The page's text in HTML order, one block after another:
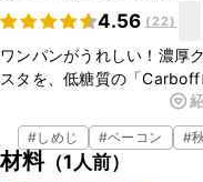
4.56 (22)
ワンパンがうれしい！濃厚
スタを、低糖質の「
を抑えることができます。
「Carboff」をワンパンで
よ！最後に生クリームと粉
い濃厚なソースに仕上げま
#しめじ #ベーコン #
材料（1人前）